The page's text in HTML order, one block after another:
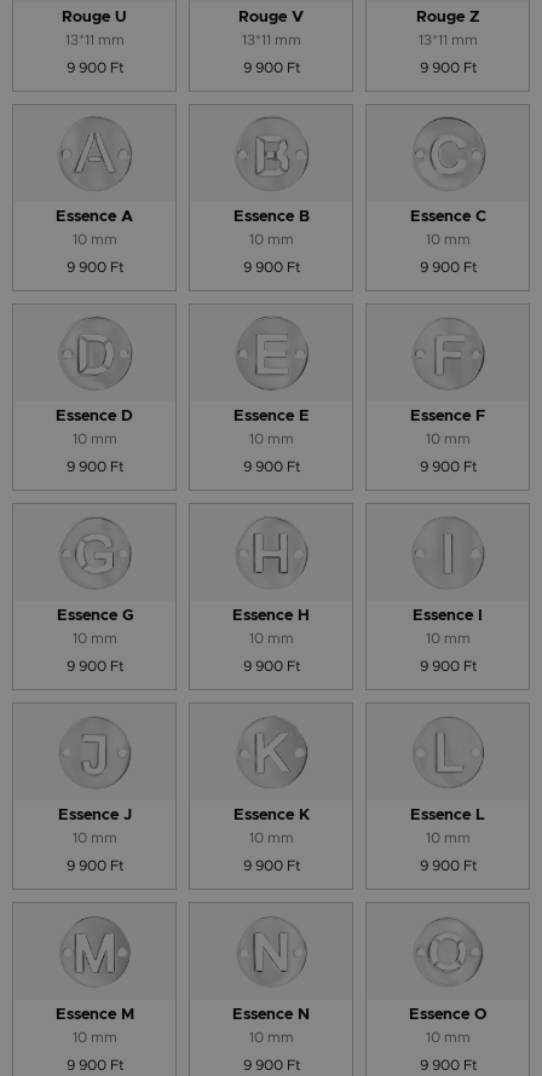
Rouge U
13*11 mm
9 900 Ft
Rouge V
13*11 mm
9 900 Ft
Rouge Z
13*11 mm
9 900 Ft
Essence A
10 mm
9 900 Ft
Essence B
10 mm
9 900 Ft
Essence C
10 mm
9 900 Ft
Essence D
10 mm
9 900 Ft
Essence E
10 mm
9 900 Ft
Essence F
10 mm
9 900 Ft
Essence G
10 mm
9 900 Ft
Essence H
10 mm
9 900 Ft
Essence I
10 mm
9 900 Ft
Essence J
10 mm
9 900 Ft
Essence K
10 mm
9 900 Ft
Essence L
10 mm
9 900 Ft
Essence M
10 mm
9 900 Ft
Essence N
10 mm
9 900 Ft
Essence O
10 mm
9 900 Ft